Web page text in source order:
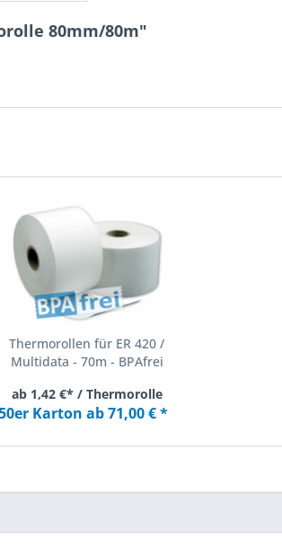
80mm/80m"
Thermorollen für ER 420 /
Multidata - 70m - BPAfrei
ab 1,42 €* / Thermorolle
Karton ab 71,00 € *